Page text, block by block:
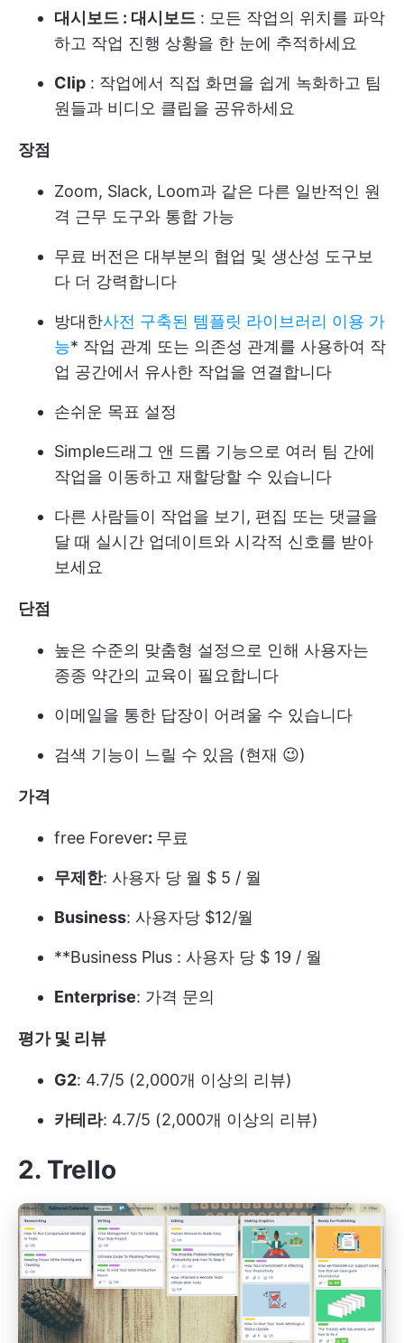
대시보드 : 대시보드 : 모든 작업의 위치를 파악
하고 작업 진행 상황을 한 눈에 추적하세요
Clip : 작업에서 직접 화면을 쉽게 녹화하고 팀
원들과 비디오 클립을 공유하세요
장점
Zoom, Slack, Loom과 같은 다른 일반적인 원
격 근무 도구와 통합 가능
무료 버전은 대부분의 협업 및 생산성 도구보
다 더 강력합니다
방대한사전 구축된 템플릿 라이브러리 이용 가
능* 작업 관계 또는 의존성 관계를 사용하여 작
업 공간에서 유사한 작업을 연결합니다
손쉬운 목표 설정
Simple드래그 앤 드롭 기능으로 여러 팀 간에
작업을 이동하고 재할당할 수 있습니다
다른 사람들이 작업을 보기, 편집 또는 댓글을
달 때 실시간 업데이트와 시각적 신호를 받아
보세요
단점
높은 수준의 맞춤형 설정으로 인해 사용자는
종종 약간의 교육이 필요합니다
이메일을 통한 답장이 어려울 수 있습니다
검색 기능이 느릴 수 있음 (현재 😉)
가격
free Forever: 무료
무제한: 사용자 당 월 $ 5 / 월
Business: 사용자당 $12/월
**Business Plus : 사용자 당 $ 19 / 월
Enterprise: 가격 문의
평가 및 리뷰
G2: 4.7/5 (2,000개 이상의 리뷰)
카테라: 4.7/5 (2,000개 이상의 리뷰)
2. Trello